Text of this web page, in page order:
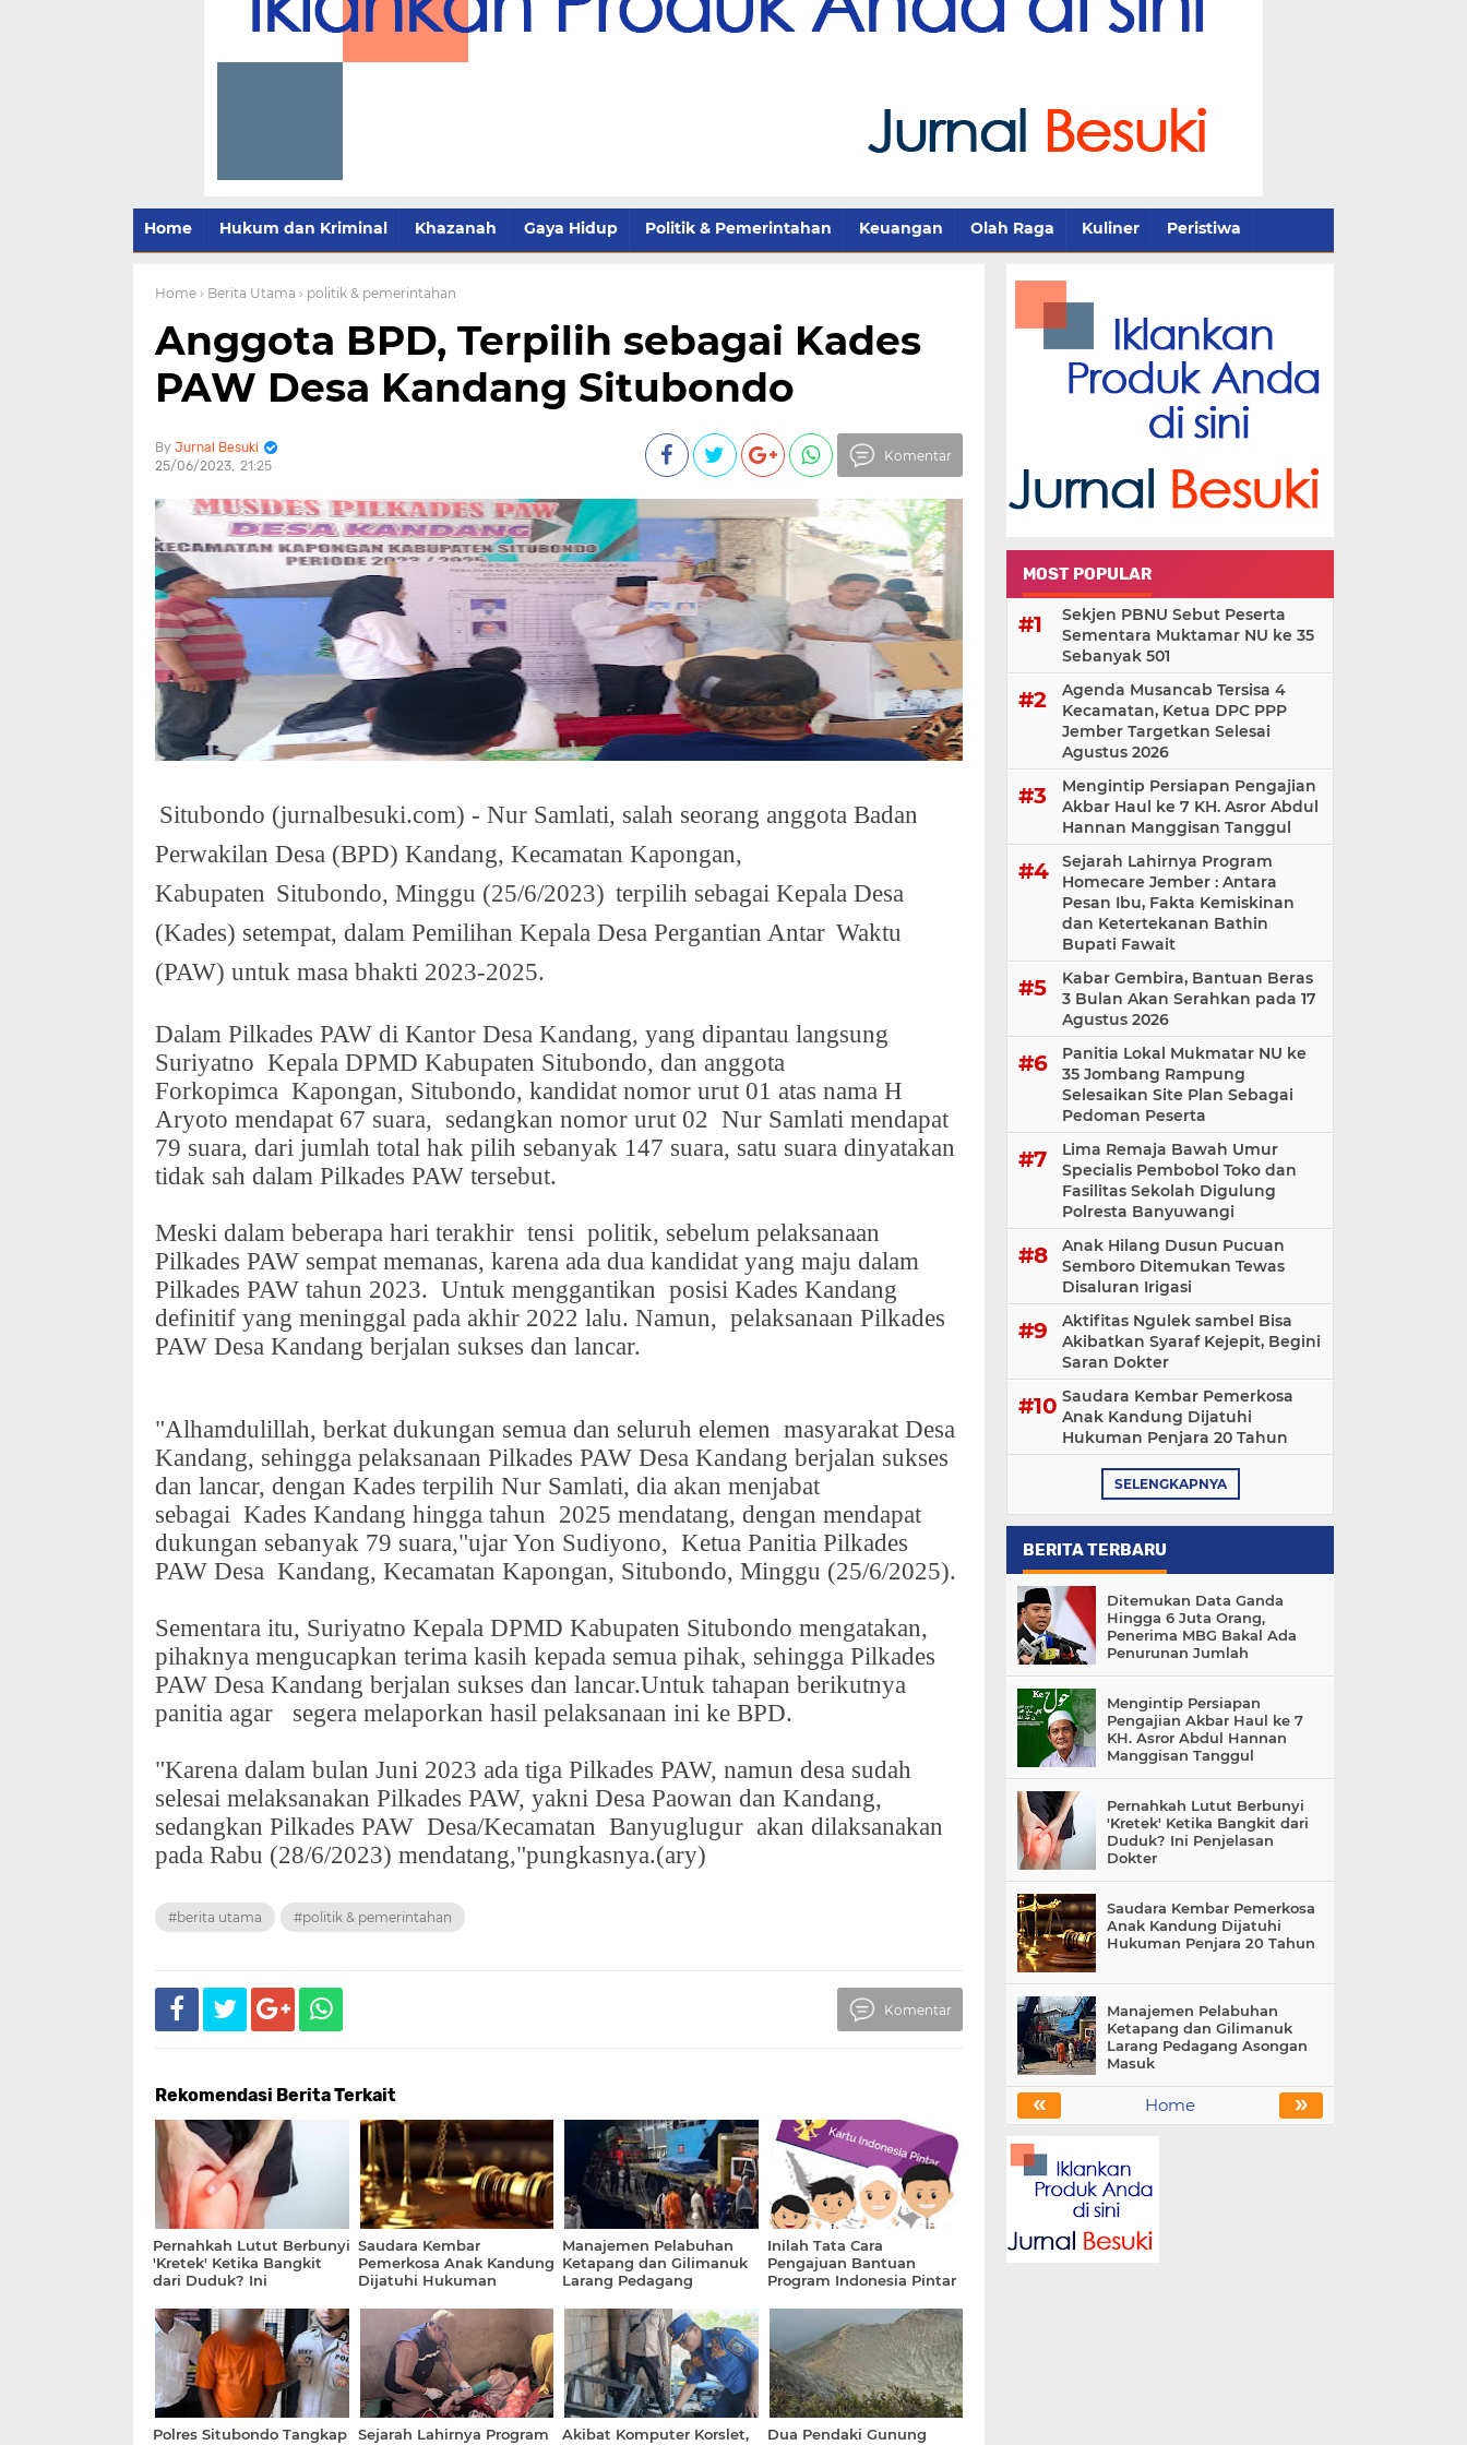
Home Hukum dan Kriminal Khazanah Gaya Hidup Politik & Pemerintahan Keuangan Olah Raga Kuliner Peristiwa
Home › Berita Utama › politik & pemerintahan
Anggota BPD, Terpilih sebagai Kades
PAW Desa Kandang Situbondo
Jurnal Besuki
25/06/2023 21:25
Komentar
Situbondo (jurnalbesuki.com) - Nur Samlati, salah seorang anggota Badan
Perwakilan Desa (BPD) Kandang, Kecamatan Kapongan,
Kabupaten Situbondo, Minggu (25/6/2023) terpilih sebagai Kepala Desa
(Kades) setempat, dalam Pemilihan Kepala Desa Pergantian Antar Waktu
(PAW) untuk masa bhakti 2023-2025.
Dalam Pilkades PAW di Kantor Desa Kandang, yang dipantau langsung
Suriyatno Kepala DPMD Kabupaten Situbondo, dan anggota
Forkopimca Kapongan, Situbondo, kandidat nomor urut 01 atas nama H
Aryoto mendapat 67 suara, sedangkan nomor urut 02 Nur Samlati mendapat
79 suara, dari jumlah total hak pilih sebanyak 147 suara, satu suara dinyatakan
tidak sah dalam Pilkades PAW tersebut.
Meski dalam beberapa hari terakhir tensi politik, sebelum pelaksanaan
Pilkades PAW sempat memanas, karena ada dua kandidat yang maju dalam
Pilkades PAW tahun 2023. Untuk menggantikan posisi Kades Kandang
definitif yang meninggal pada akhir 2022 lalu. Namun, pelaksanaan Pilkades
PAW Desa Kandang berjalan sukses dan lancar.
"Alhamdulillah, berkat dukungan semua dan seluruh elemen masyarakat Desa
Kandang, sehingga pelaksanaan Pilkades PAW Desa Kandang berjalan sukses
dan lancar, dengan Kades terpilih Nur Samlati, dia akan menjabat
sebagai Kades Kandang hingga tahun 2025 mendatang, dengan mendapat
dukungan sebanyak 79 suara,"ujar Yon Sudiyono, Ketua Panitia Pilkades
PAW Desa Kandang, Kecamatan Kapongan, Situbondo, Minggu (25/6/2025).
Sementara itu, Suriyatno Kepala DPMD Kabupaten Situbondo mengatakan,
pihaknya mengucapkan terima kasih kepada semua pihak, sehingga Pilkades
PAW Desa Kandang berjalan sukses dan lancar.Untuk tahapan berikutnya
panitia agar
segera melaporkan hasil pelaksanaan ini ke BPD.
"Karena dalam bulan Juni 2023 ada tiga Pilkades PAW, namun desa sudah
selesai melaksanakan Pilkades PAW, yakni Desa Paowan dan Kandang,
sedangkan Pilkades PAW Desa/Kecamatan Banyuglugur akan dilaksanakan
pada Rabu (28/6/2023) mendatang,"pungkasnya.(ary)
#berita utama #politik & pemerintahan
Komentar
Rekomendasi Berita Terkait
Pernahkah Lutut Berbunyi
'Kretek' Ketika Bangkit
dari Duduk? Ini
Saudara Kembar
Pemerkosa Anak Kandung
Dijatuhi Hukuman
Manajemen Pelabuhan
Ketapang dan Gilimanuk
Larang Pedagang
Inilah Tata Cara
Pengajuan Bantuan
Program Indonesia Pintar
Polres Situbondo Tangkap
Sejarah Lahirnya Program
Akibat Komputer Korslet,
Dua Pendaki Gunung
MOST POPULAR
Sekjen PBNU Sebut Peserta
Sementara Muktamar NU ke 35
Sebanyak 501
Agenda Musancab Tersisa 4
Kecamatan, Ketua DPC PPP
Jember Targetkan Selesai
Agustus 2026
Mengintip Persiapan Pengajian
Akbar Haul ke 7 KH. Asror Abdul
Hannan Manggisan Tanggul
Sejarah Lahirnya Program
Homecare Jember : Antara
Pesan Ibu, Fakta Kemiskinan
dan Ketertekanan Bathin
Bupati Fawait
Kabar Gembira, Bantuan Beras
3 Bulan Akan Serahkan pada 17
Agustus 2026
Panitia Lokal Mukmatar NU ke
35 Jombang Rampung
Selesaikan Site Plan Sebagai
Pedoman Peserta
Lima Remaja Bawah Umur
Specialis Pembobol Toko dan
Fasilitas Sekolah Digulung
Polresta Banyuwangi
Anak Hilang Dusun Pucuan
Semboro Ditemukan Tewas
Disaluran Irigasi
Aktifitas Ngulek sambel Bisa
Akibatkan Syaraf Kejepit, Begini
Saran Dokter
Saudara Kembar Pemerkosa
Anak Kandung Dijatuhi
Hukuman Penjara 20 Tahun
SELENGKAPNYA
BERITA TERBARU
Ditemukan Data Ganda
Hingga 6 Juta Orang,
Penerima MBG Bakal Ada
Penurunan Jumlah
Mengintip Persiapan
Pengajian Akbar Haul ke 7
KH. Asror Abdul Hannan
Manggisan Tanggul
Pernahkah Lutut Berbunyi
'Kretek' Ketika Bangkit dari
Duduk? Ini Penjelasan
Dokter
Saudara Kembar Pemerkosa
Anak Kandung Dijatuhi
Hukuman Penjara 20 Tahun
Manajemen Pelabuhan
Ketapang dan Gilimanuk
Larang Pedagang Asongan
Masuk
« »
Home